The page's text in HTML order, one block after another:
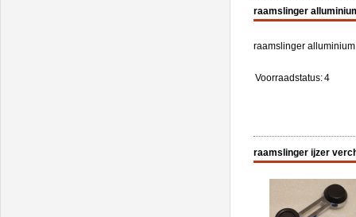
raamslinger
raamslinger
Voorraadstatus:4
raamslinger ijzer